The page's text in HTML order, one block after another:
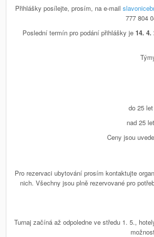
Přihlášky posílejte, prosím, na e-mail
777 804
Poslední termín pro podání přihlášky je 14. 4.
do 25
nad 25
Ceny jsou
Pro rezervaci ubytování prosím kontaktujte
nich. Všechny jsou plně rezervované pro
Turnaj začíná až odpoledne ve středu 1. 5.,